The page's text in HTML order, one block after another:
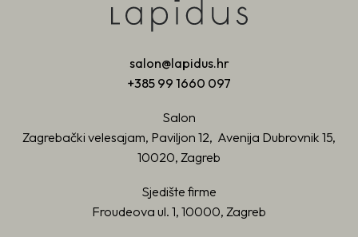
salon@lapidus.hr
+385 99 1660 097
Salon
Zagrebački velesajam, Paviljon 12, Avenija Dubrovnik 15,
10020, Zagreb
Sjedište firme
Froudeova ul. 1, 10000, Zagreb